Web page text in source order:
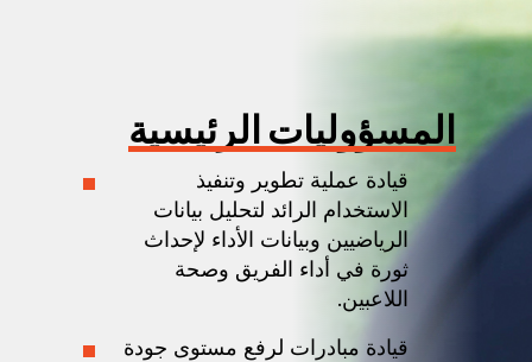
المسؤوليات الرئيسية
قيادة عملية تطوير وتنفيذ
الاستخدام الرائد لتحليل بيانات
الرياضيين وبيانات الأداء لإحداث
ثورة في أداء الفريق وصحة
اللاعبين.
قيادة مبادرات لرفع مستوى جودة